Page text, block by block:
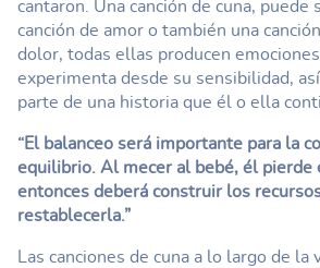
cantaron. Una canción de cuna, puede
canción de amor o también una
dolor, todas ellas producen
experimenta desde su sensibilidad,
parte de una historia que él o ella
“El balanceo será importante para la
equilibrio. Al mecer al bebé, él pierde
entonces deberá construir los
restablecerla.”
Las canciones de cuna a lo largo de la